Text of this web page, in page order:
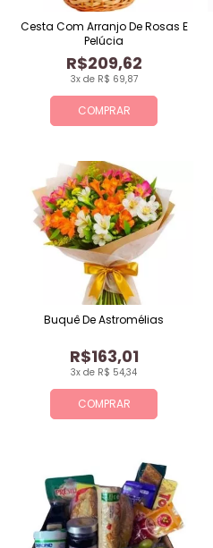
COMPRAR
3x de R$ 69,87
R$209,62
Cesta Com Arranjo De Rosas E
Pelúcia
COMPRAR
3x de R$ 54,34
R$163,01
Buquê De Astromélias